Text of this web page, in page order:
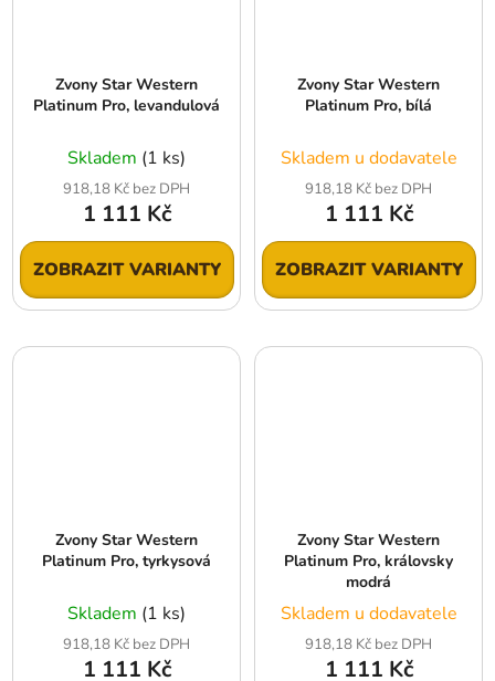
Zvony Star Western
Platinum Pro, levandulová
Skladem (1 ks)
918,18 Kč bez DPH
1 111 Kč
ZOBRAZIT VARIANTY
Zvony Star Western
Platinum Pro, bílá
Skladem u dodavatele
918,18 Kč bez DPH
1 111 Kč
ZOBRAZIT VARIANTY
Zvony Star Western
Platinum Pro, tyrkysová
Skladem (1 ks)
918,18 Kč bez DPH
1 111 Kč
Zvony Star Western
Platinum Pro, královsky
modrá
Skladem u dodavatele
918,18 Kč bez DPH
1 111 Kč